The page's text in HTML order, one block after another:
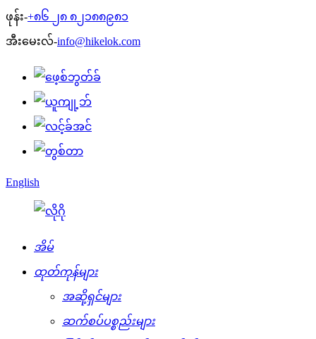
ဖုန်း-+၈၆ ၂၈ ၈၂၁၈၈၉၈၁
အီးမေးလ်-info@hikelok.com
English
အိမ်
ထုတ်ကုန်များ
အဆို့ရှင်များ
ဆက်စပ်ပစ္စည်းများ